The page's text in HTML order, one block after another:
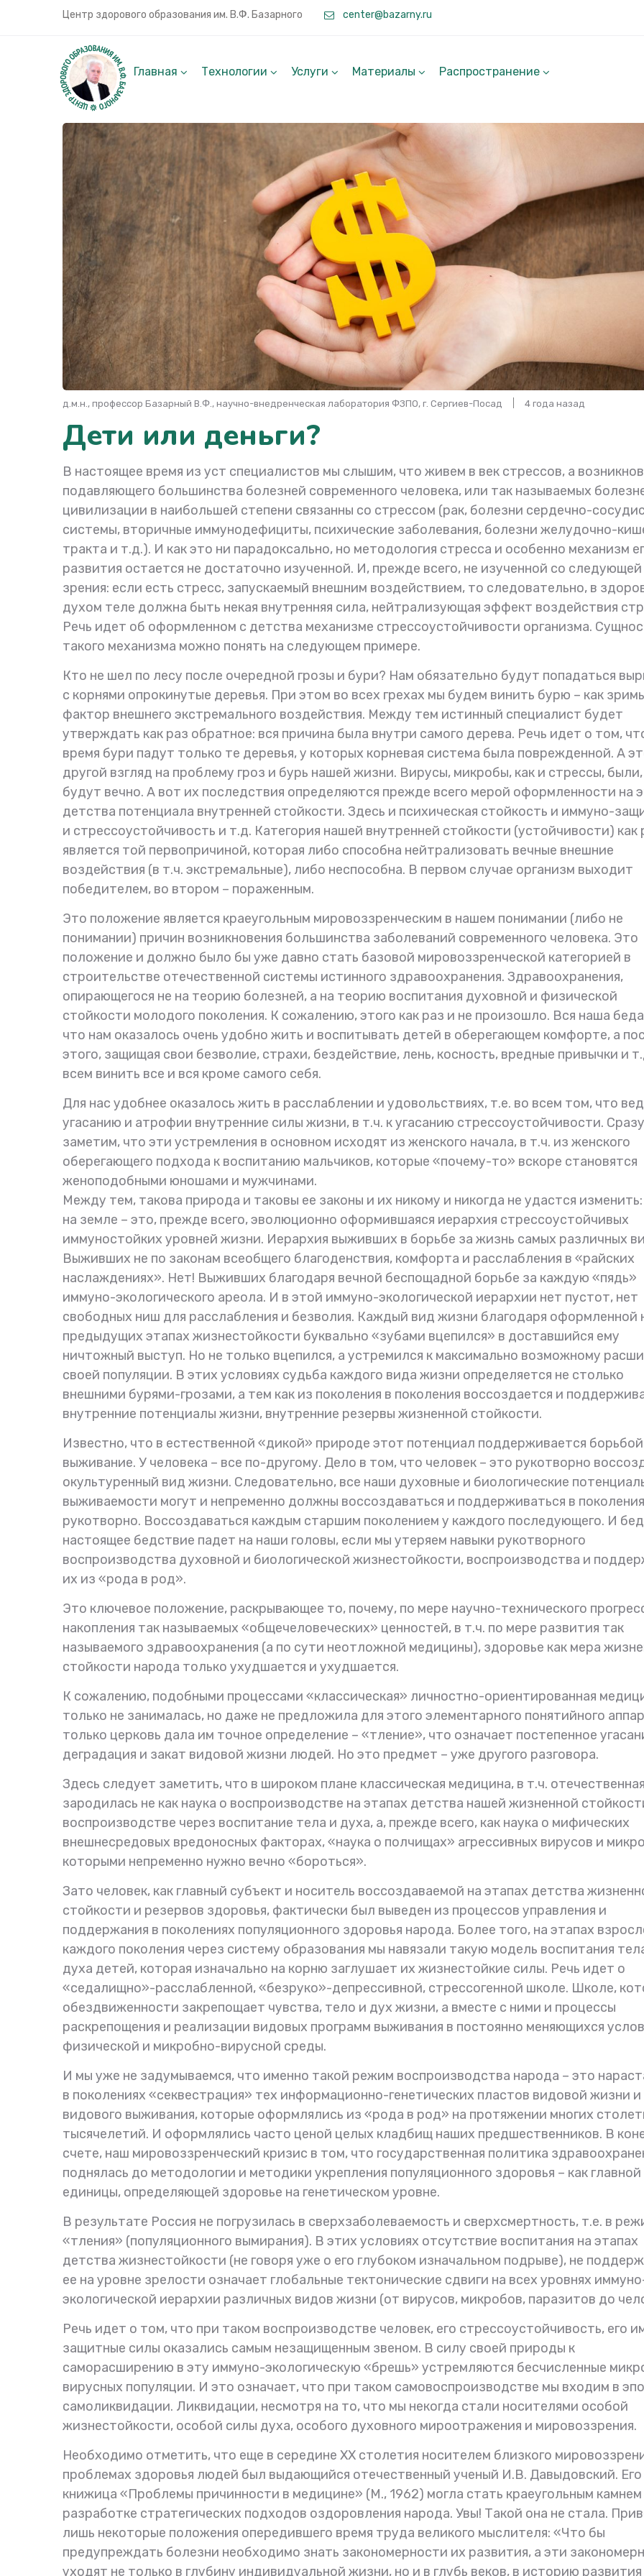
Центр здорового образования им. В.Ф. Базарного center@bazarny.ru
Главная Технологии Услуги Материалы Распространение
д.м.н., профессор Базарный В.Ф., научно-внедренческая лаборатория ФЗПО, г. Сергиев-Посад 4 года назад
Дети или деньги?
В настоящее время из уст специалистов мы слышим, что живем в век стрессов, а
подавляющего большинства болезней современного человека, или так называемых
цивилизации в наибольшей степени связанны со стрессом (рак, болезни сердечно-
системы, вторичные иммунодефициты, психические заболевания, болезни желудочно-
тракта и т.д.). И как это ни парадоксально, но методология стресса и особенно механизм
развития остается не достаточно изученной. И, прежде всего, не изученной со
зрения: если есть стресс, запускаемый внешним воздействием, то следовательно, в
духом теле должна быть некая внутренняя сила, нейтрализующая эффект воздействия
Речь идет об оформленном с детства механизме стрессоустойчивости организма.
такого механизма можно понять на следующем примере.
Кто не шел по лесу после очередной грозы и бури? Нам обязательно будут попадаться
с корнями опрокинутые деревья. При этом во всех грехах мы будем винить бурю – как
фактор внешнего экстремального воздействия. Между тем истинный специалист будет
утверждать как раз обратное: вся причина была внутри самого дерева. Речь идет о том,
время бури падут только те деревья, у которых корневая система была поврежденной. А
другой взгляд на проблему гроз и бурь нашей жизни. Вирусы, микробы, как и стрессы, были,
будут вечно. А вот их последствия определяются прежде всего мерой оформленности на
детства потенциала внутренней стойкости. Здесь и психическая стойкость и иммуно-
и стрессоустойчивость и т.д. Категория нашей внутренней стойкости (устойчивости) как
является той первопричиной, которая либо способна нейтрализовать вечные внешние
воздействия (в т.ч. экстремальные), либо неспособна. В первом случае организм выходит
победителем, во втором – пораженным.
Это положение является краеугольным мировоззренческим в нашем понимании (либо не
понимании) причин возникновения большинства заболеваний современного человека. Это
положение и должно было бы уже давно стать базовой мировоззренческой категорией в
строительстве отечественной системы истинного здравоохранения. Здравоохранения,
опирающегося не на теорию болезней, а на теорию воспитания духовной и физической
стойкости молодого поколения. К сожалению, этого как раз и не произошло. Вся наша
что нам оказалось очень удобно жить и воспитывать детей в оберегающем комфорте, а
этого, защищая свои безволие, страхи, бездействие, лень, косность, вредные привычки и
всем винить все и вся кроме самого себя.
Для нас удобнее оказалось жить в расслаблении и удовольствиях, т.е. во всем том, что
угасанию и атрофии внутренние силы жизни, в т.ч. к угасанию стрессоустойчивости.
заметим, что эти устремления в основном исходят из женского начала, в т.ч. из женского
оберегающего подхода к воспитанию мальчиков, которые «почему-то» вскоре становятся
женоподобными юношами и мужчинами.
Между тем, такова природа и таковы ее законы и их никому и никогда не удастся
на земле – это, прежде всего, эволюционно оформившаяся иерархия стрессоустойчивых
иммуностойких уровней жизни. Иерархия выживших в борьбе за жизнь самых различных
Выживших не по законам всеобщего благоденствия, комфорта и расслабления в «райских
наслаждениях». Нет! Выживших благодаря вечной беспощадной борьбе за каждую «пядь»
иммуно-экологического ареола. И в этой иммуно-экологической иерархии нет пустот, нет
свободных ниш для расслабления и безволия. Каждый вид жизни благодаря оформленной
предыдущих этапах жизнестойкости буквально «зубами вцепился» в доставшийся ему
ничтожный выступ. Но не только вцепился, а устремился к максимально возможному
своей популяции. В этих условиях судьба каждого вида жизни определяется не столько
внешними бурями-грозами, а тем как из поколения в поколения воссоздается и
внутренние потенциалы жизни, внутренние резервы жизненной стойкости.
Известно, что в естественной «дикой» природе этот потенциал поддерживается борьбой
выживание. У человека – все по-другому. Дело в том, что человек – это рукотворно
окультуренный вид жизни. Следовательно, все наши духовные и биологические
выживаемости могут и непременно должны воссоздаваться и поддерживаться в
рукотворно. Воссоздаваться каждым старшим поколением у каждого последующего. И
настоящее бедствие падет на наши головы, если мы утеряем навыки рукотворного
воспроизводства духовной и биологической жизнестойкости, воспроизводства и
их из «рода в род».
Это ключевое положение, раскрывающее то, почему, по мере научно-технического
накопления так называемых «общечеловеческих» ценностей, в т.ч. по мере развития так
называемого здравоохранения (а по сути неотложной медицины), здоровье как мера
стойкости народа только ухудшается и ухудшается.
К сожалению, подобными процессами «классическая» личностно-ориентированная
только не занималась, но даже не предложила для этого элементарного понятийного
только церковь дала им точное определение – «тление», что означает постепенное
деградация и закат видовой жизни людей. Но это предмет – уже другого разговора.
Здесь следует заметить, что в широком плане классическая медицина, в т.ч.
зародилась не как наука о воспроизводстве на этапах детства нашей жизненной
воспроизводстве через воспитание тела и духа, а, прежде всего, как наука о мифических
внешнесредовых вредоносных факторах, «наука о полчищах» агрессивных вирусов и
которыми непременно нужно вечно «бороться».
Зато человек, как главный субъект и носитель воссоздаваемой на этапах детства
стойкости и резервов здоровья, фактически был выведен из процессов управления и
поддержания в поколениях популяционного здоровья народа. Более того, на этапах
каждого поколения через систему образования мы навязали такую модель воспитания
духа детей, которая изначально на корню заглушает их жизнестойкие силы. Речь идет о
«седалищно»-расслабленной, «безруко»-депрессивной, стрессогенной школе. Школе,
обездвиженности закрепощает чувства, тело и дух жизни, а вместе с ними и процессы
раскрепощения и реализации видовых программ выживания в постоянно меняющихся
физической и микробно-вирусной среды.
И мы уже не задумываемся, что именно такой режим воспроизводства народа – это
в поколениях «секвестрация» тех информационно-генетических пластов видовой жизни и
видового выживания, которые оформлялись из «рода в род» на протяжении многих
тысячелетий. И оформлялись часто ценой целых кладбищ наших предшественников. В
счете, наш мировоззренческий кризис в том, что государственная политика
поднялась до методологии и методики укрепления популяционного здоровья – как главной
единицы, определяющей здоровье на генетическом уровне.
В результате Россия не погрузилась в сверхзаболеваемость и сверхсмертность, т.е. в
«тления» (популяционного вымирания). В этих условиях отсутствие воспитания на этапах
детства жизнестойкости (не говоря уже о его глубоком изначальном подрыве), не
ее на уровне зрелости означает глобальные тектонические сдвиги на всех уровнях
экологической иерархии различных видов жизни (от вирусов, микробов, паразитов до
Речь идет о том, что при таком воспроизводстве человек, его стрессоустойчивость, его
защитные силы оказались самым незащищенным звеном. В силу своей природы к
саморасширению в эту иммуно-экологическую «брешь» устремляются бесчисленные
вирусных популяции. И это означает, что при таком самовоспроизводстве мы входим в
самоликвидации. Ликвидации, несмотря на то, что мы некогда стали носителями особой
жизнестойкости, особой силы духа, особого духовного мироотражения и мировоззрения.
Необходимо отметить, что еще в середине ХХ столетия носителем близкого
проблемах здоровья людей был выдающийся отечественный ученый И.В. Давыдовский. Его
книжица «Проблемы причинности в медицине» (М., 1962) могла стать краеугольным камнем
разработке стратегических подходов оздоровления народа. Увы! Такой она не стала.
лишь некоторые положения опередившего время труда великого мыслителя: «Что бы
предупреждать болезни необходимо знать закономерности их развития, а эти
уходят не только в глубину индивидуальной жизни, но и в глубь веков, в историю развития
83 года со дня рождения
Сегодня три года как
Базарного